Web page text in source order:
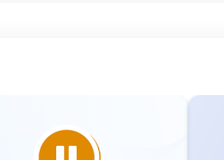
сообщений и управлять
достаточно
сделать несколько